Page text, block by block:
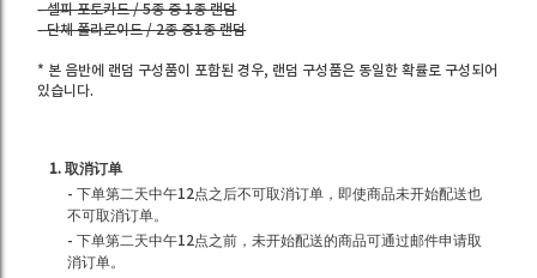
- 셀피 포토카드 / 5종 중 1종 랜덤
- 단체 폴라로이드 / 2종 중1종 랜덤
* 본 음반에 랜덤 구성품이 포함된 경우, 랜덤 구성품은 동일한 확률로 구성되어
있습니다.
1. 取消订单
- 下单第二天中午12点之后不可取消订单，即使商品未开始配送也
不可取消订单。
- 下单第二天中午12点之前，未开始配送的商品可通过邮件申请取
消订单。